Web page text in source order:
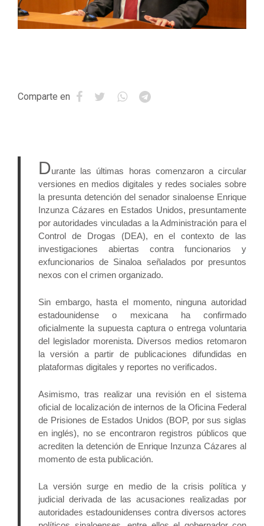
Comparte en
Durante las últimas horas comenzaron a circular
versiones en medios digitales y redes sociales sobre
la presunta detención del senador sinaloense Enrique
Inzunza Cázares en Estados Unidos, presuntamente
por autoridades vinculadas a la Administración para el
Control de Drogas (DEA), en el contexto de las
investigaciones abiertas contra funcionarios y
exfuncionarios de Sinaloa señalados por presuntos
nexos con el crimen organizado.
Sin embargo, hasta el momento, ninguna autoridad
estadounidense o mexicana ha confirmado
oficialmente la supuesta captura o entrega voluntaria
del legislador morenista. Diversos medios retomaron
la versión a partir de publicaciones difundidas en
plataformas digitales y reportes no verificados.
Asimismo, tras realizar una revisión en el sistema
oficial de localización de internos de la Oficina Federal
de Prisiones de Estados Unidos (BOP, por sus siglas
en inglés), no se encontraron registros públicos que
acrediten la detención de Enrique Inzunza Cázares al
momento de esta publicación.
La versión surge en medio de la crisis política y
judicial derivada de las acusaciones realizadas por
autoridades estadounidenses contra diversos actores